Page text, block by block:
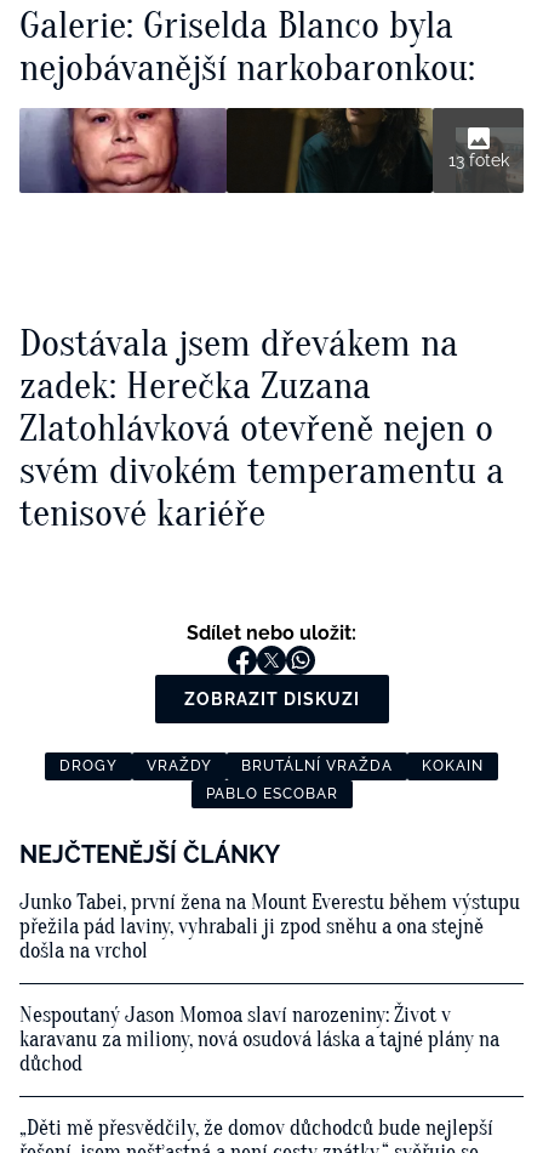
Galerie: Griselda Blanco byla
nejobávanější narkobaronkou:
13 fotek
Dostávala jsem dřevákem na
zadek: Herečka Zuzana
Zlatohlávková otevřeně nejen o
svém divokém temperamentu a
tenisové kariéře
Sdílet nebo uložit:
ZOBRAZIT DISKUZI
DROGY VRAŽDY BRUTÁLNÍ VRAŽDA
KOKAIN
PABLO ESCOBAR
NEJČTENĚJŠÍ ČLÁNKY
Junko Tabei, první žena na Mount Everestu během výstupu
přežila pád laviny, vyhrabali ji zpod sněhu a ona stejně
došla na vrchol
Nespoutaný Jason Momoa slaví narozeniny: Život v
karavanu za miliony, nová osudová láska a tajné plány na
důchod
„Děti mě přesvědčily, že domov důchodců bude nejlepší